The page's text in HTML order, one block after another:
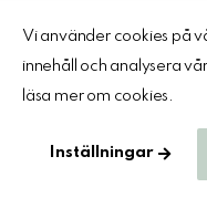
Vill du veta mer
så
Vi använder cookies på
innehåll och analysera
läsa mer om cookies.
Inställningar